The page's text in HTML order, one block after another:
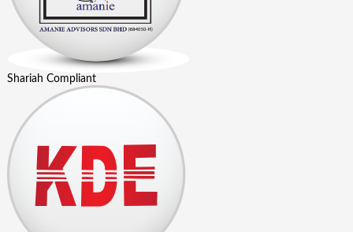
Shariah Compliant